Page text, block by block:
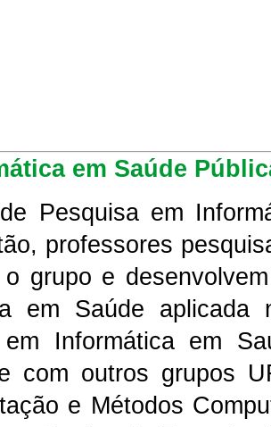
em Saúde
Pesquisa em
professores
o grupo e
em Saúde
em Informática em
com outros grupos
e Métodos